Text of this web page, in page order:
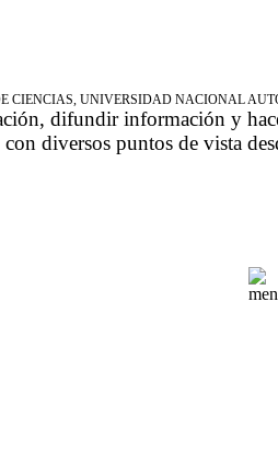
CIENCIAS, UNIVERSIDAD NACIONAL
difundir información y
diversos puntos de vista